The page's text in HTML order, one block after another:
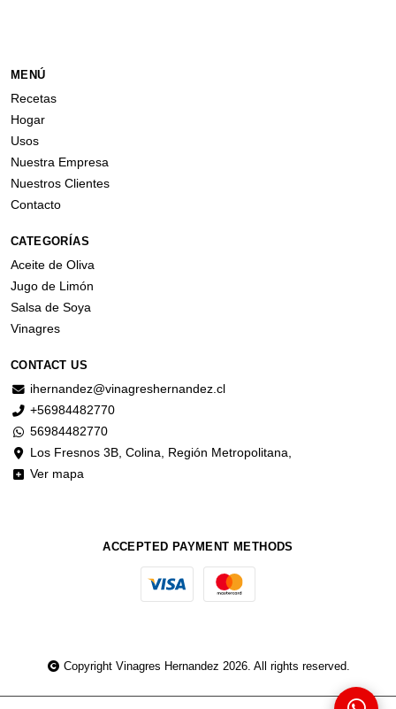
MENÚ
Recetas
Hogar
Usos
Nuestra Empresa
Nuestros Clientes
Contacto
CATEGORÍAS
Aceite de Oliva
Jugo de Limón
Salsa de Soya
Vinagres
CONTACT US
ihernandez@vinagreshernandez.cl
+56984482770
56984482770
Los Fresnos 3B, Colina, Región Metropolitana,
Ver mapa
ACCEPTED PAYMENT METHODS
Copyright Vinagres Hernandez 2026. All rights reserved.